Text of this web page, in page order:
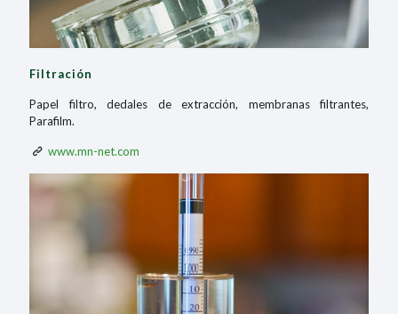
Filtración
Papel filtro, dedales de extracción, membranas filtrantes,
Parafilm.
www.mn-net.com